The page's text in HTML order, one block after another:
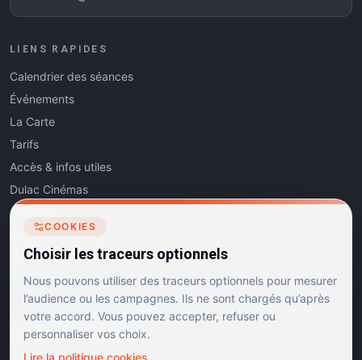
LIENS RAPIDES
Calendrier des séances
Événements
La Carte
Tarifs
Accès & infos utiles
Dulac Cinémas
Cinéma5
Les Dits de l'Art
Contact
RÉSEAUX SOCIAUX
COOKIES
Choisir les traceurs optionnels
Nous pouvons utiliser des traceurs optionnels pour mesurer
l’audience ou les campagnes. Ils ne sont chargés qu’après
votre accord. Vous pouvez accepter, refuser ou
personnaliser vos choix.
Lire la politique cookies